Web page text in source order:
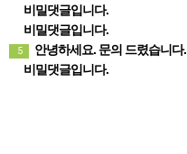
비밀댓글입니다.
비밀댓글입니다.
5 안녕하세요. 문의 드렸습니다.
비밀댓글입니다.